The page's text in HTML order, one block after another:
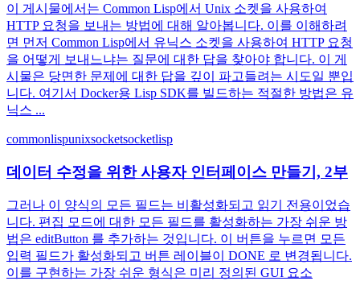
이 게시물에서는 Common Lisp에서 Unix 소켓을 사용하여
HTTP 요청을 보내는 방법에 대해 알아봅니다. 이를 이해하려
면 먼저 Common Lisp에서 유닉스 소켓을 사용하여 HTTP 요청
을 어떻게 보내느냐는 질문에 대한 답을 찾아야 합니다. 이 게
시물은 당면한 문제에 대한 답을 깊이 파고들려는 시도일 뿐입
니다. 여기서 Docker용 Lisp SDK를 빌드하는 적절한 방법은 유
닉스 ...
commonlispunixsocketsocketlisp
데이터 수정을 위한 사용자 인터페이스 만들기, 2부
그러나 이 양식의 모든 필드는 비활성화되고 읽기 전용이었습
니다. 편집 모드에 대한 모든 필드를 활성화하는 가장 쉬운 방
법은 editButton 를 추가하는 것입니다. 이 버튼을 누르면 모든
입력 필드가 활성화되고 버튼 레이블이 DONE 로 변경됩니다.
이를 구현하는 가장 쉬운 형식은 미리 정의된 GUI 요소